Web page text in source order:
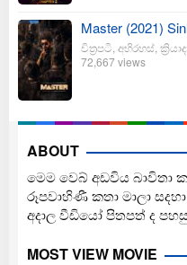
Master (2021)
චිත්‍රපටි අභිරහස්
72,667 views
ABOUT
මෙම වෙබ් අඩවිය බාවිතා
රූපවාහිණී කතා මාලා
අදාල වීඩියෝ පිතපත් ද
MOST VIEW MOVIE